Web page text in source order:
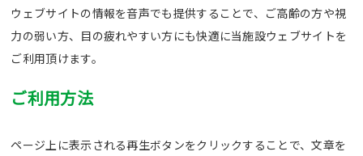
Portugues
ウェブサイトの情報を音声でも提供することで、ご高齢の方や視
力の弱い方、目の疲れやすい方にも快適に当施設ウェブサイトを
ご利用頂けます。
ご利用方法
ページ上に表示される再生ボタンをクリックすることで、文章を